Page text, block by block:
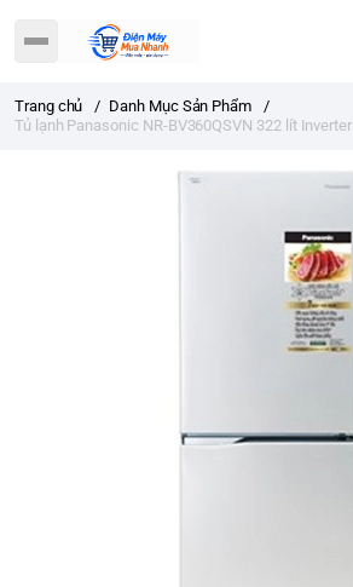
Trang chủ / Danh Mục Sản Phẩm
/
Tủ lạnh Panasonic NR-BV360QSVN 322 lít Inverter